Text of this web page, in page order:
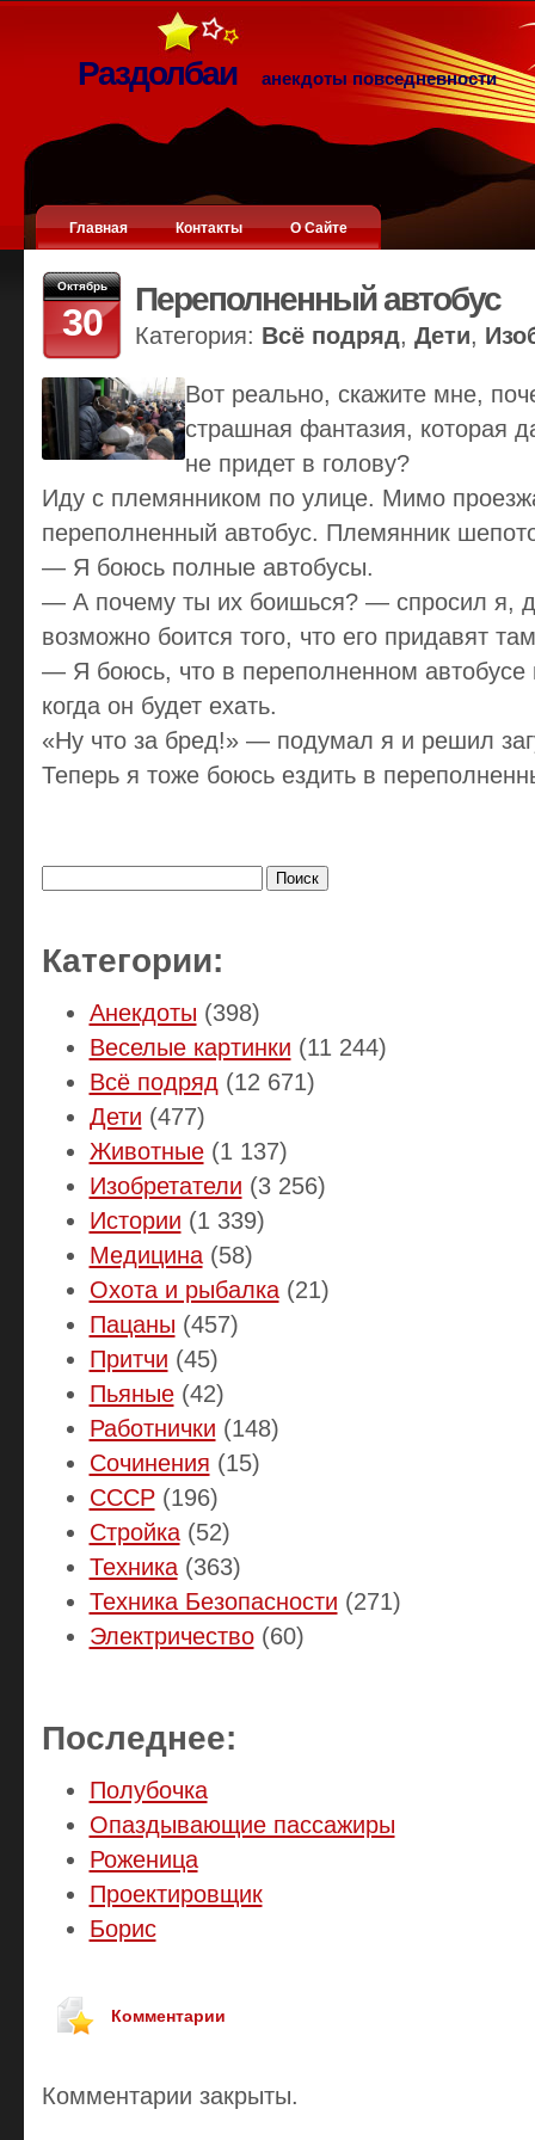
Раздолбаи анекдоты повседневности
Главная Контакты О Сайте
Октябрь
30
Переполненный автобус
Категория: Всё подряд, Дети,
Вот реально, скажите мне,
страшная фантазия, которая
не придет в голову?
Иду с племянником по улице. Мимо
переполненный автобус. Племянник
— Я боюсь полные автобусы.
— А почему ты их боишься? — спросил я,
возможно боится того, что его придавят
— Я боюсь, что в переполненном автобусе
когда он будет ехать.
«Ну что за бред!» — подумал я и решил
Теперь я тоже боюсь ездить в
Категории:
Анекдоты (398)
Веселые картинки (11 244)
Всё подряд (12 671)
Дети (477)
Животные(1 137)
Изобретатели (3 256)
Истории (1 339)
Медицина(58)
Охота и рыбалка(21)
Пацаны (457)
Притчи (45)
Пьяные(42)
Работнички (148)
Сочинения (15)
СССР(196)
Стройка(52)
Техника(363)
Техника Безопасности (271)
Электричество(60)
Последнее:
Полубочка
Опаздывающие пассажиры
Роженица
Проектировщик
Борис
Комментарии
Комментарии закрыты.